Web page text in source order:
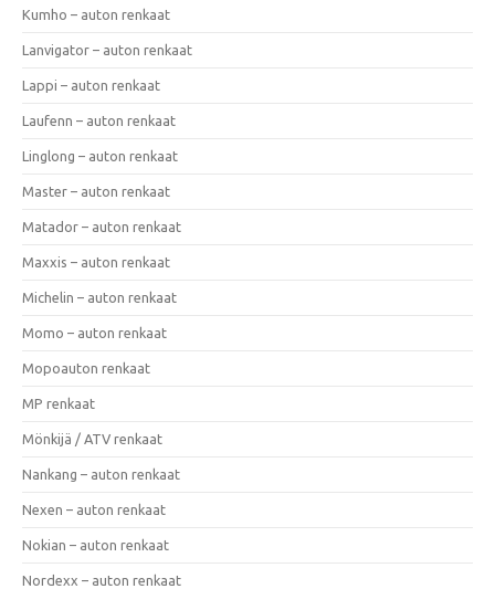
Kumho – auton renkaat
Lanvigator – auton renkaat
Lappi – auton renkaat
Laufenn – auton renkaat
Linglong – auton renkaat
Master – auton renkaat
Matador – auton renkaat
Maxxis – auton renkaat
Michelin – auton renkaat
Momo – auton renkaat
Mopoauton renkaat
MP renkaat
Mönkijä / ATV renkaat
Nankang – auton renkaat
Nexen – auton renkaat
Nokian – auton renkaat
Nordexx – auton renkaat